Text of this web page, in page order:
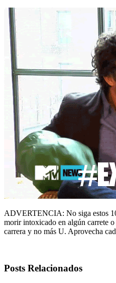
ADVERTENCIA: No siga estos
morir intoxicado en algún carrete o
carrera y no más U. Aprovecha
Posts Relacionados